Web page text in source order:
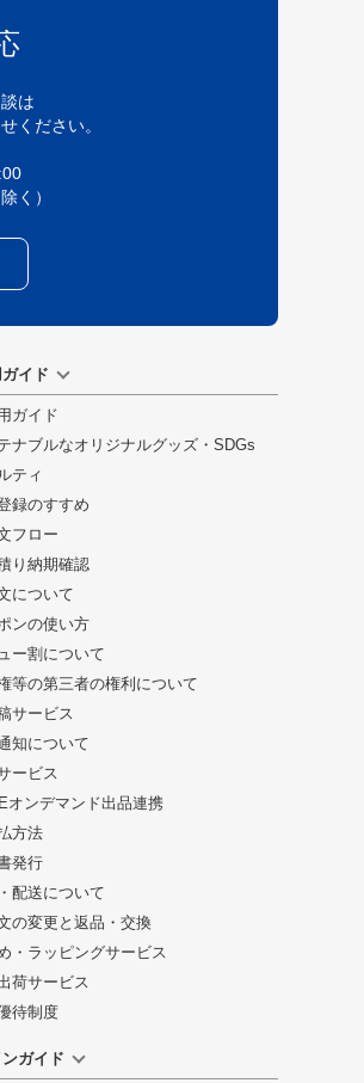
は
ください。
く）
イド
ガイド
ナブルなオリジナルグッズ・SDGs
ティ
録のすすめ
フロー
り納期確認
について
ンの使い方
ー割について
等の第三者の権利について
サービス
知について
ービス
オンデマンド出品連携
方法
発行
配送について
の変更と返品 ・ 交換
・ラッピングサービス
荷サービス
待制度
ガイド